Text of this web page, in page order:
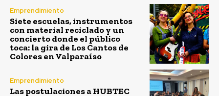
Emprendimiento
Siete escuelas, instrumentos
con material reciclado y un
concierto donde el público
toca: la gira de Los Cantos de
Colores en Valparaíso
Emprendimiento
Las postulaciones a HUBTEC